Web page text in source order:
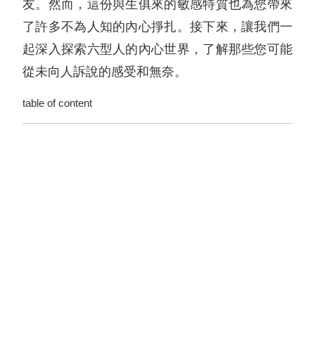
友。然而，這份與生俱來的敏感特質也為您帶來
了許多不為人知的內心掙扎。接下來，讓我們一
起深入探索六型人的內心世界，了解那些您可能
從未向人訴說的感受和無奈。
table of content